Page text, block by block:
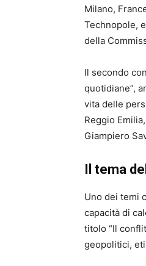
Milano,
Technopole,
della
Il secondo
quotidiane”,
vita delle
Reggio
Giampiero
Il tema
Uno dei temi
capacità di
titolo “Il
geopolitici,